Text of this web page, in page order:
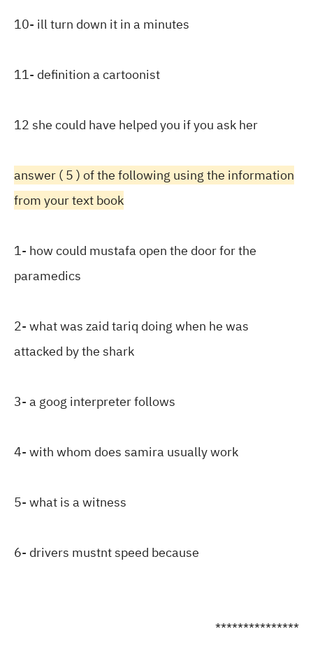
10- ill turn down it in a minutes
11- definition a cartoonist
12 she could have helped you if you ask her
answer ( 5 ) of the following using the information
from your text book
1- how could mustafa open the door for the
paramedics
2- what was zaid tariq doing when he was
attacked by the shark
3- a goog interpreter follows
4- with whom does samira usually work
5- what is a witness
6- drivers mustnt speed because
***************